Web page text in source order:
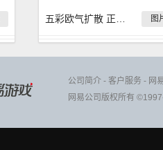
图
公司简介 - 客户服务 - 网
网易公司版权所有